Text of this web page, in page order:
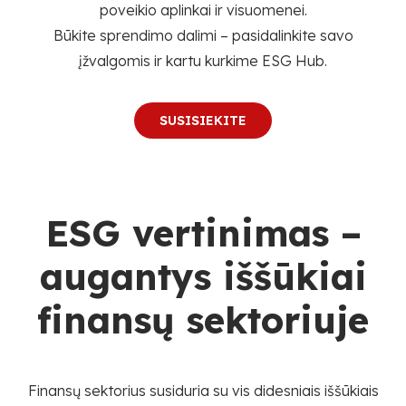
poveikio aplinkai ir visuomenei.
Būkite sprendimo dalimi – pasidalinkite savo
įžvalgomis ir kartu kurkime ESG Hub.
SUSISIEKITE
ESG vertinimas –
augantys iššūkiai
finansų sektoriuje
Finansų sektorius susiduria su vis didesniais iššūkiais